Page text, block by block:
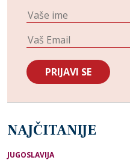
NAJČITANIJE
JUGOSLAVIJA